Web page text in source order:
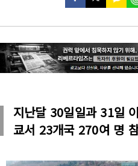
지난달 30일일과 31일
쿄서 23개국 270여 명